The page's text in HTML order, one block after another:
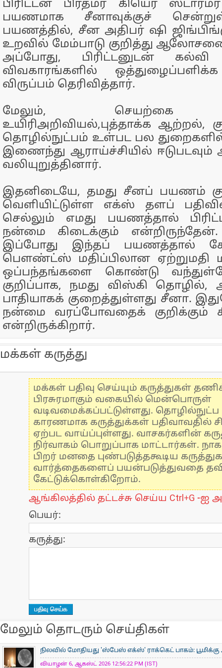
பிரிட்டன் பிரதமர் கியெர்
பயணமாக சீனாவுக்குச்
பயணத்தில், சீன அதிபர் ஷி
உறவில் மேம்பாடு குறித்து
அப்போது, பிரிட்டனுடன் கல்வி
விவகாரங்களில்
விருப்பம் தெரிவித்தார்.
மேலும், செயற்கை
உயிரிஅறிவியல்,புத்தாக்க ஆற்றல்,
தொழில்நுட்பம் உள்பட பல
இணைந்து ஆராய்ச்சியில் ஈடுபடவும்
வலியுறுத்தினார்.
இதனிடையே, தமது சீனப் பயணம்
வெளியிட்டுள்ள எக்ஸ் தளப்
செல்லும் எமது பயணத்தால்
நன்மை கிடைக்கும்
இப்போது இந்தப் பயணத்தால்
பௌண்ட்ஸ் மதிப்பிலான ஏற்றுமதி
ஒப்பந்தங்களை கொண்டு
குறிப்பாக, நமது விஸ்கி தொழில்,
பாதியாகக் குறைத்துள்ளது சீனா.
நன்மை வரப்போவதைக் குறிக்கும்
என்றிருக்கிறார்.
மக்கள் கருத்து
மக்கள் பதிவு செய்யும் கருத்துகள்
பிரசுரமாகும் வகையில் மென்பொருள்
வடிவமைக்கப்பட்டுள்ளது.
காரணமாக கருத்துக்கள் பதிவாவதில்
ஏற்பட வாய்ப்புள்ளது. வாசகர்களின்
நிர்வாகம் பொறுப்பாக மாட்டார்கள்.
பிறர் மனதை புண்படுத்தகூடிய
வார்த்தைகளைப் பயன்படுத்துவதை
கேட்டுக்கொள்கிறோம்.
ஆங்கிலத்தில் தட்டச்சு செய்ய Ctrl+G -ஐ
பெயர்:
கருத்து:
மேலும் தொடரும் செய்திகள்
நிலவில் மோதியது 'ஸ்பேஸ் எக்ஸ்' ராக்கெட் பாகம்:
வியாழன் 6, ஆகஸ்ட் 2026 12:56:22 PM (IST)